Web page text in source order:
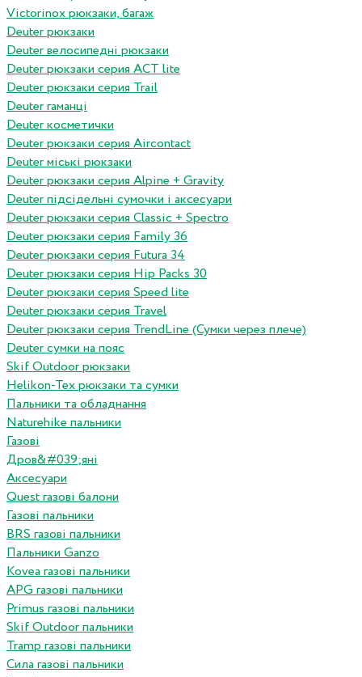
Victorinox рюкзаки, багаж
Deuter рюкзаки
Deuter велосипедні рюкзаки
Deuter рюкзаки серия ACT lite
Deuter рюкзаки серия Trail
Deuter гаманці
Deuter косметички
Deuter рюкзаки серия Aircontact
Deuter міські рюкзаки
Deuter рюкзаки серия Alpine + Gravity
Deuter підсідельні сумочки і аксесуари
Deuter рюкзаки серия Classic + Spectro
Deuter рюкзаки серия Family 36
Deuter рюкзаки серия Futura 34
Deuter рюкзаки серия Hip Packs 30
Deuter рюкзаки серия Speed lite
Deuter рюкзаки серия Travel
Deuter рюкзаки серия TrendLine (Сумки через плече)
Deuter сумки на пояс
Skif Outdoor рюкзаки
Helikon-Tex рюкзаки та сумки
Пальники та обладнання
Naturehike пальники
Газові
Дров&#039;яні
Аксесуари
Quest газові балони
Газові пальники
BRS газові пальники
Пальники Ganzo
Kovea газові пальники
APG газові пальники
Primus газові пальники
Skif Outdoor пальники
Tramp газові пальники
Сила газові пальники